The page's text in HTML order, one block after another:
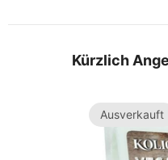
Kürzlich
Ausverkauft